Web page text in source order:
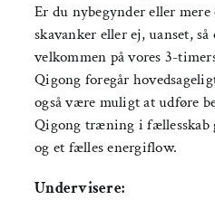
Er du nybegynder eller
skavanker eller ej, uanset,
velkommen på vores 3-
Qigong foregår
også være muligt at udføre
Qigong træning i fællesskab
og et fælles energiflow.
Undervisere: